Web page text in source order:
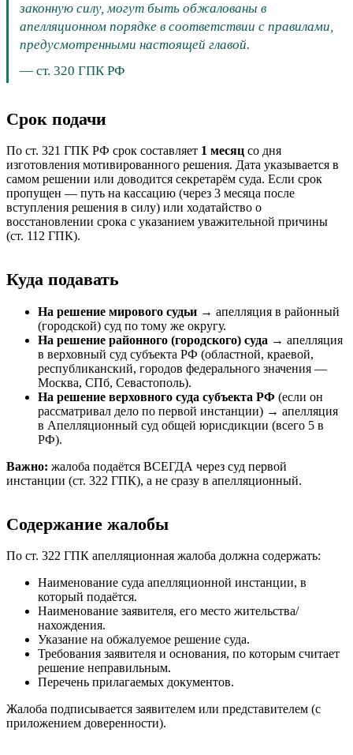
законную силу, могут быть обжалованы в
апелляционном порядке в соответствии с правилами,
предусмотренными настоящей главой.
— ст. 320 ГПК РФ
Срок подачи
По ст. 321 ГПК РФ срок составляет 1 месяц со дня
изготовления мотивированного решения. Дата указывается в
самом решении или доводится секретарём суда. Если срок
пропущен — путь на кассацию (через 3 месяца после
вступления решения в силу) или ходатайство о
восстановлении срока с указанием уважительной причины
(ст. 112 ГПК).
Куда подавать
На решение мирового судьи → апелляция в районный
(городской) суд по тому же округу.
На решение районного (городского) суда → апелляция
в верховный суд субъекта РФ (областной, краевой,
республиканский, городов федерального значения —
Москва, СПб, Севастополь).
На решение верховного суда субъекта РФ (если он
рассматривал дело по первой инстанции) → апелляция
в Апелляционный суд общей юрисдикции (всего 5 в
РФ).
Важно: жалоба подаётся ВСЕГДА через суд первой
инстанции (ст. 322 ГПК), а не сразу в апелляционный.
Содержание жалобы
По ст. 322 ГПК апелляционная жалоба должна содержать:
Наименование суда апелляционной инстанции, в
который подаётся.
Наименование заявителя, его место жительства/
нахождения.
Указание на обжалуемое решение суда.
Требования заявителя и основания, по которым считает
решение неправильным.
Перечень прилагаемых документов.
Жалоба подписывается заявителем или представителем (с
приложением доверенности).